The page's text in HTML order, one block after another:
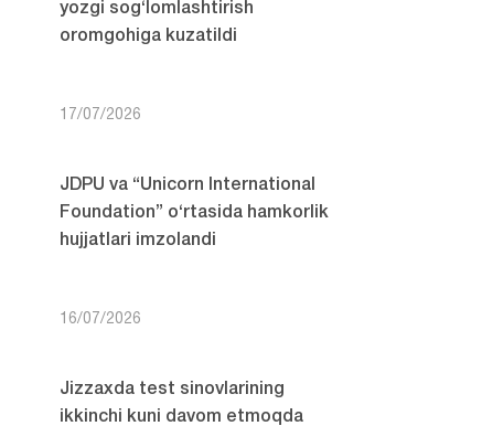
yozgi sog‘lomlashtirish
oromgohiga kuzatildi
17/07/2026
JDPU va “Unicorn International
Foundation” o‘rtasida hamkorlik
hujjatlari imzolandi
16/07/2026
Jizzaxda test sinovlarining
ikkinchi kuni davom etmoqda